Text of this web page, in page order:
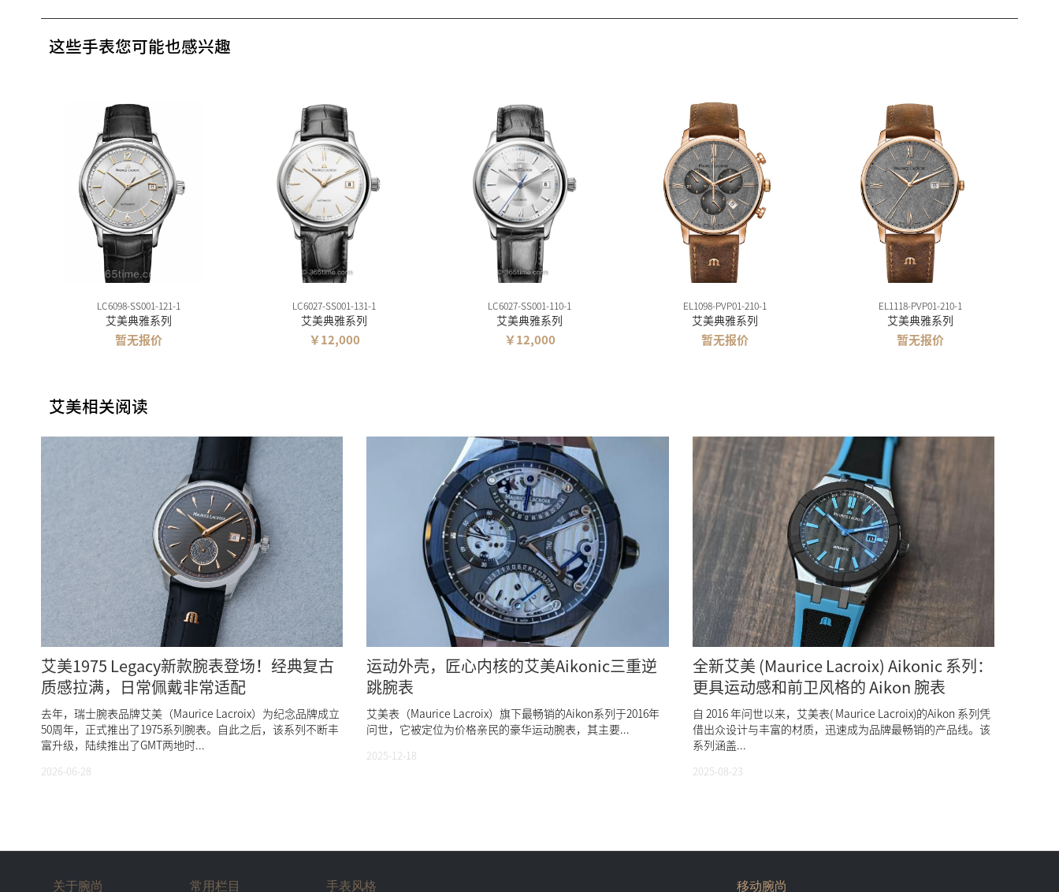
这些手表您可能也感兴趣
LC6098-SS001-121-1
艾美典雅系列
暂无报价
LC6027-SS001-131-1
艾美典雅系列
￥12,000
LC6027-SS001-110-1
艾美典雅系列
￥12,000
EL1098-PVP01-210-1
艾美典雅系列
暂无报价
EL1118-PVP01-210-1
艾美典雅系列
暂无报价
艾美相关阅读
艾美1975 Legacy新款腕表登场！经典复古
质感拉满，日常佩戴非常适配
去年，瑞士腕表品牌艾美（Maurice Lacroix）为纪念品牌成立
50周年，正式推出了1975系列腕表。自此之后，该系列不断丰
富升级，陆续推出了GMT两地时...
2026-06-28
运动外壳，匠心内核的艾美Aikonic三重逆
跳腕表
艾美表（Maurice Lacroix）旗下最畅销的Aikon系列于2016年
问世，它被定位为价格亲民的豪华运动腕表，其主要...
2025-12-18
全新艾美 (Maurice Lacroix) Aikonic 系列：
更具运动感和前卫风格的 Aikon 腕表
自 2016 年问世以来，艾美表( Maurice Lacroix)的Aikon 系列凭
借出众设计与丰富的材质，迅速成为品牌最畅销的产品线。该
系列涵盖...
2025-08-23
关于腕尚 常用栏目 手表风格 移动腕尚